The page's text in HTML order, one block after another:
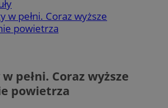
w pełni. Coraz wyższe
powietrza
pełni. Coraz wyższe
powietrza